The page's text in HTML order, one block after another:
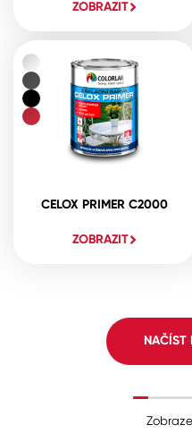
ZOBRAZIT
CELOX PRIMER C2000
ZOBRAZIT
NAČÍST